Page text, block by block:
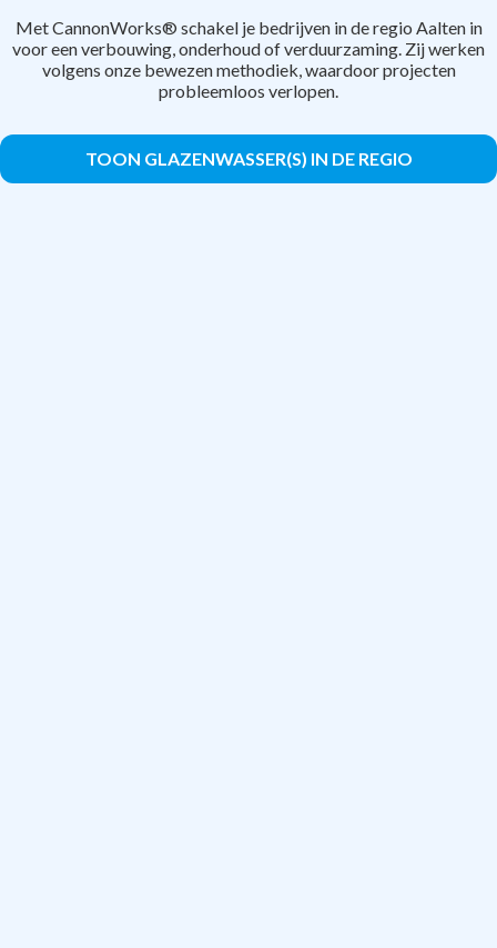
Met CannonWorks® schakel je bedrijven in de regio Aalten in
voor een verbouwing, onderhoud of verduurzaming. Zij werken
volgens onze bewezen methodiek, waardoor projecten
probleemloos verlopen.
TOON GLAZENWASSER(S) IN DE REGIO